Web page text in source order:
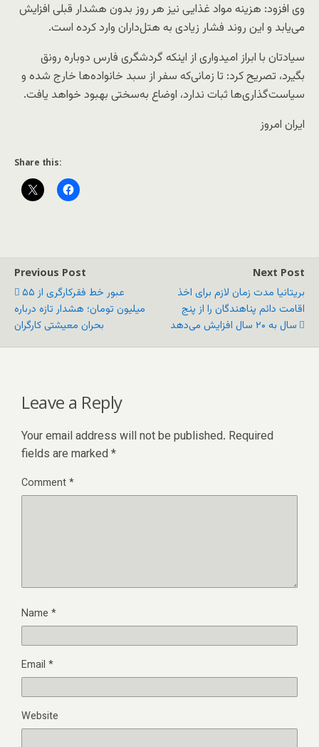
وی افزود: هزینه مواد غذایی نیز هر روز بدون هشدار قبلی افزایش
می‌یابد و این روند فشار زیادی به هتل‌داران وارد کرده است.
سیادتان با ابراز امیدواری از اینکه گردشگری فارس دوباره رونق
بگیرد، تصریح کرد: تا زمانی‌که سفر از سبد خانواده‌ها خارج شده و
سیاست‌گذاری‌ها ثبات ندارد، اوضاع به‌سختی بهبود خواهد یافت.
ایران امروز
Share this:
Previous Post
عبور خط فقرکارگری از ۵۵
میلیون تومان؛ هشدار تازه درباره
بحران معیشتی کارگران
Next Post
بریتانیا مدت زمان لازم برای اخذ
اقامت دائم پناهندگان را از پنج
سال به ٢۰ سال افزایش می‌دهد
Leave a Reply
Your email address will not be published. Required
fields are marked *
Comment*
Name *
Email *
Website